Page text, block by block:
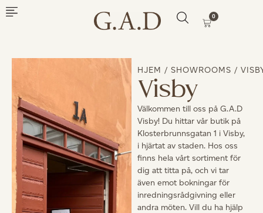
0
HJEM / SHOWROOMS /
Visby
Välkommen till oss på G.A.D
Visby! Du hittar vår butik på
Klosterbrunnsgatan 1 i Visby,
i hjärtat av staden. Hos oss
finns hela vårt sortiment för
dig att titta på, och vi tar
även emot bokningar för
inredningsrådgivning eller
andra möten. Vill du ha hjälp